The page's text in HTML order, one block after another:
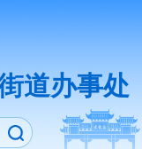
道办事处